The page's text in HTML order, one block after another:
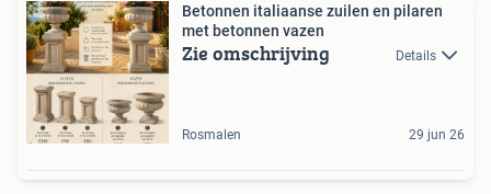
Betonnen italiaanse zuilen en pilaren
met betonnen vazen
Zie omschrijving Details
Rosmalen 29 jun 26